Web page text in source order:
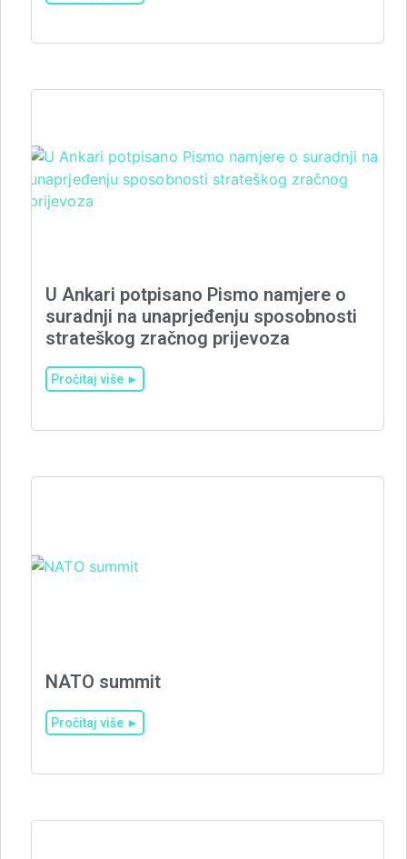
U Ankari potpisano Pismo namjere o
suradnji na unaprjeđenju sposobnosti
strateškog zračnog prijevoza
Pročitaj više ►
NATO summit
Pročitaj više ►